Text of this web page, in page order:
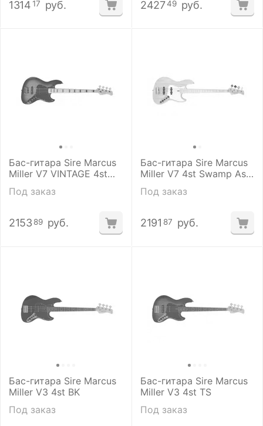
1314 17 руб. 242749 руб.
Бас-гитара Sire Marcus
Miller V7 VINTAGE 4st
Alder TS
Под заказ
2153 89 руб.
Бас-гитара Sire Marcus
Miller V7 4st Swamp Ash
NT
Под заказ
2191 87 руб.
Бас-гитара Sire Marcus
Miller V3 4st BK
Под заказ
Бас-гитара Sire Marcus
Miller V3 4st TS
Под заказ